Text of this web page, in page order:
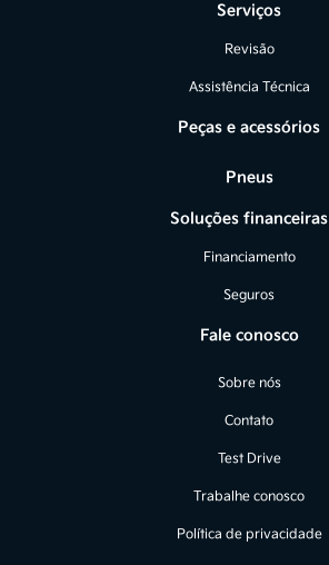
Serviços
Revisão
Assistência Técnica
Peças e acessórios
Pneus
Soluções financeiras
Financiamento
Seguros
Fale conosco
Sobre nós
Contato
Test Drive
Trabalhe conosco
Política de privacidade